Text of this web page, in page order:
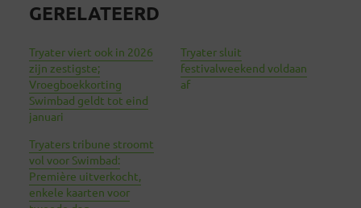
GERELATEERD
Tryater viert ook in 2026
zijn zestigste;
Vroegboekkorting
Swimbad geldt tot eind
januari
Tryater sluit
festivalweekend voldaan
af
Tryaters tribune stroomt
vol voor Swimbad:
Première uitverkocht,
enkele kaarten voor